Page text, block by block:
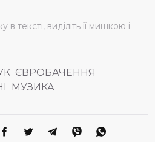
тексті, виділіть її мишкою і
ЄВРОБАЧЕННЯ
МУЗИКА